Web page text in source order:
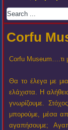
Corfu
Corfu Museum….τι
Θα το έλεγα με
ελάχιστα. Η
γνωρίζουμε.
μπορούμε, μέσα
αγαπήσουμε;